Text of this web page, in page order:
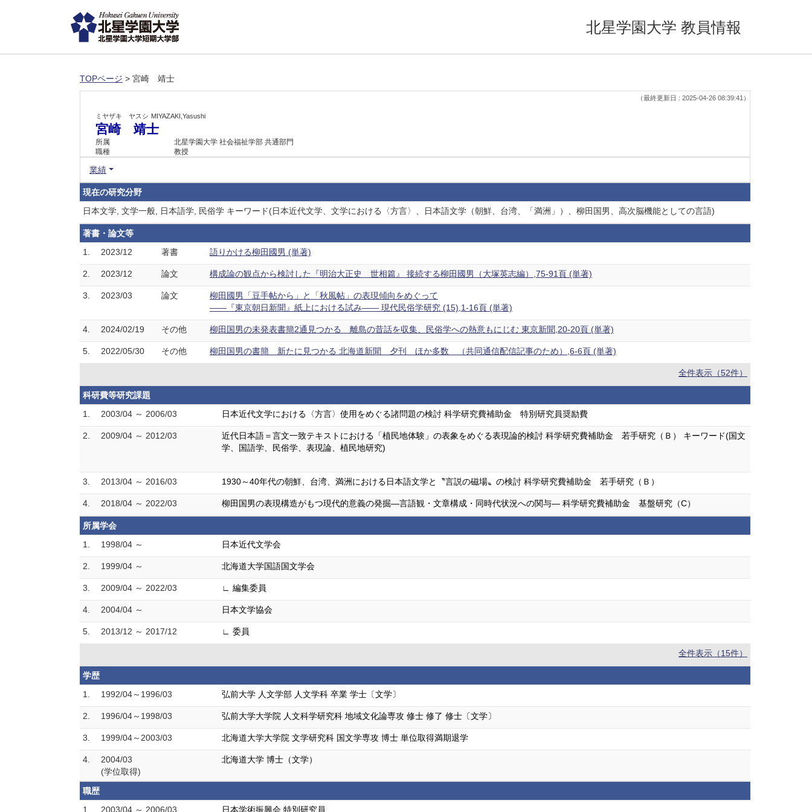
北星学園大学 教員情報
TOPページ > 宮崎 靖士
（最終更新日 : 2025-04-26 08:39:41）
ミヤザキ ヤスシ MIYAZAKI,Yasushi
宮崎 靖士
所属
北星学園大学 社会福祉学部 共通部門
職種
教授
業績
現在の研究分野
日本文学, 文学一般, 日本語学, 民俗学 キーワード(日本近代文学、文学における〈方言〉、日本語文学（朝鮮、台湾、「満洲」）、柳田国男、高次脳機能としての言語)
著書・論文等
1.
2023/12 著書 語りかける柳田國男 (単著)
2. 2023/12 論文 構成論の観点から検討した『明治大正史 世相篇』 接続する柳田國男（大塚英志編）,75-91頁 (単著)
3. 2023/03 論文
柳田國男「豆手帖から」と「秋風帖」の表現傾向をめぐって
――『東京朝日新聞』紙上における試み―― 現代民俗学研究 (15),1-16頁 (単著)
4. 2024/02/19 その他 柳田国男の未発表書簡2通見つかる 離島の昔話を収集、民俗学への熱意もにじむ 東京新聞,20-20頁 (単著)
5. 2022/05/30 その他 柳田国男の書簡 新たに見つかる 北海道新聞 夕刊 ほか多数 （共同通信配信記事のため）,6-6頁 (単著)
全件表示（52件）
科研費等研究課題
1.
2003/04 ～ 2006/03 日本近代文学における〈方言〉使用をめぐる諸問題の検討 科学研究費補助金 特別研究員奨励費
2. 2009/04 ～ 2012/03
近代日本語＝言文一致テキストにおける「植民地体験」の表象をめぐる表現論的検討 科学研究費補助金 若手研究（Ｂ） キーワード(国文
学、国語学、民俗学、表現論、植民地研究)
3. 2013/04 ～ 2016/03 1930～40年代の朝鮮、台湾、満洲における日本語文学と〝言説の磁場〟の検討 科学研究費補助金 若手研究（Ｂ）
4. 2018/04 ～ 2022/03 柳田国男の表現構造がもつ現代的意義の発掘―言語観・文章構成・同時代状況への関与― 科学研究費補助金 基盤研究（C）
所属学会
1.
1998/04 ～ 日本近代文学会
2. 1999/04 ～ 北海道大学国語国文学会
3. 2009/04 ～ 2022/03 ∟ 編集委員
4. 2004/04 ～ 日本文学協会
5. 2013/12 ～ 2017/12 ∟ 委員
全件表示（15件）
学歴
1.
1992/04～1996/03 弘前大学 人文学部 人文学科 卒業 学士〔文学〕
2. 1996/04～1998/03 弘前大学大学院 人文科学研究科 地域文化論専攻 修士 修了 修士〔文学〕
3. 1999/04～2003/03 北海道大学大学院 文学研究科 国文学専攻 博士 単位取得満期退学
4.
2004/03
(学位取得)
北海道大学 博士（文学）
職歴
1.
2003/04 ～ 2006/03 日本学術振興会 特別研究員